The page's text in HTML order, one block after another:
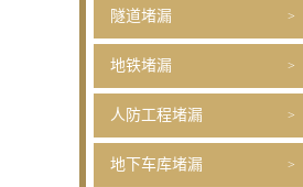
隧道堵漏
地铁堵漏
人防工程堵漏
地下车库堵漏